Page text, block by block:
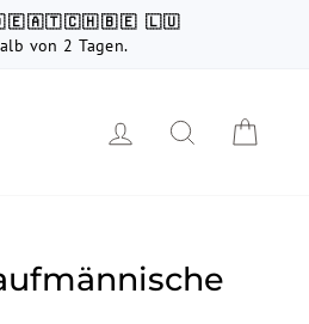
🇩🇪🇦🇹🇨🇭🇧🇪 🇱🇺
von 2 Tagen.
Einloggen
Suche